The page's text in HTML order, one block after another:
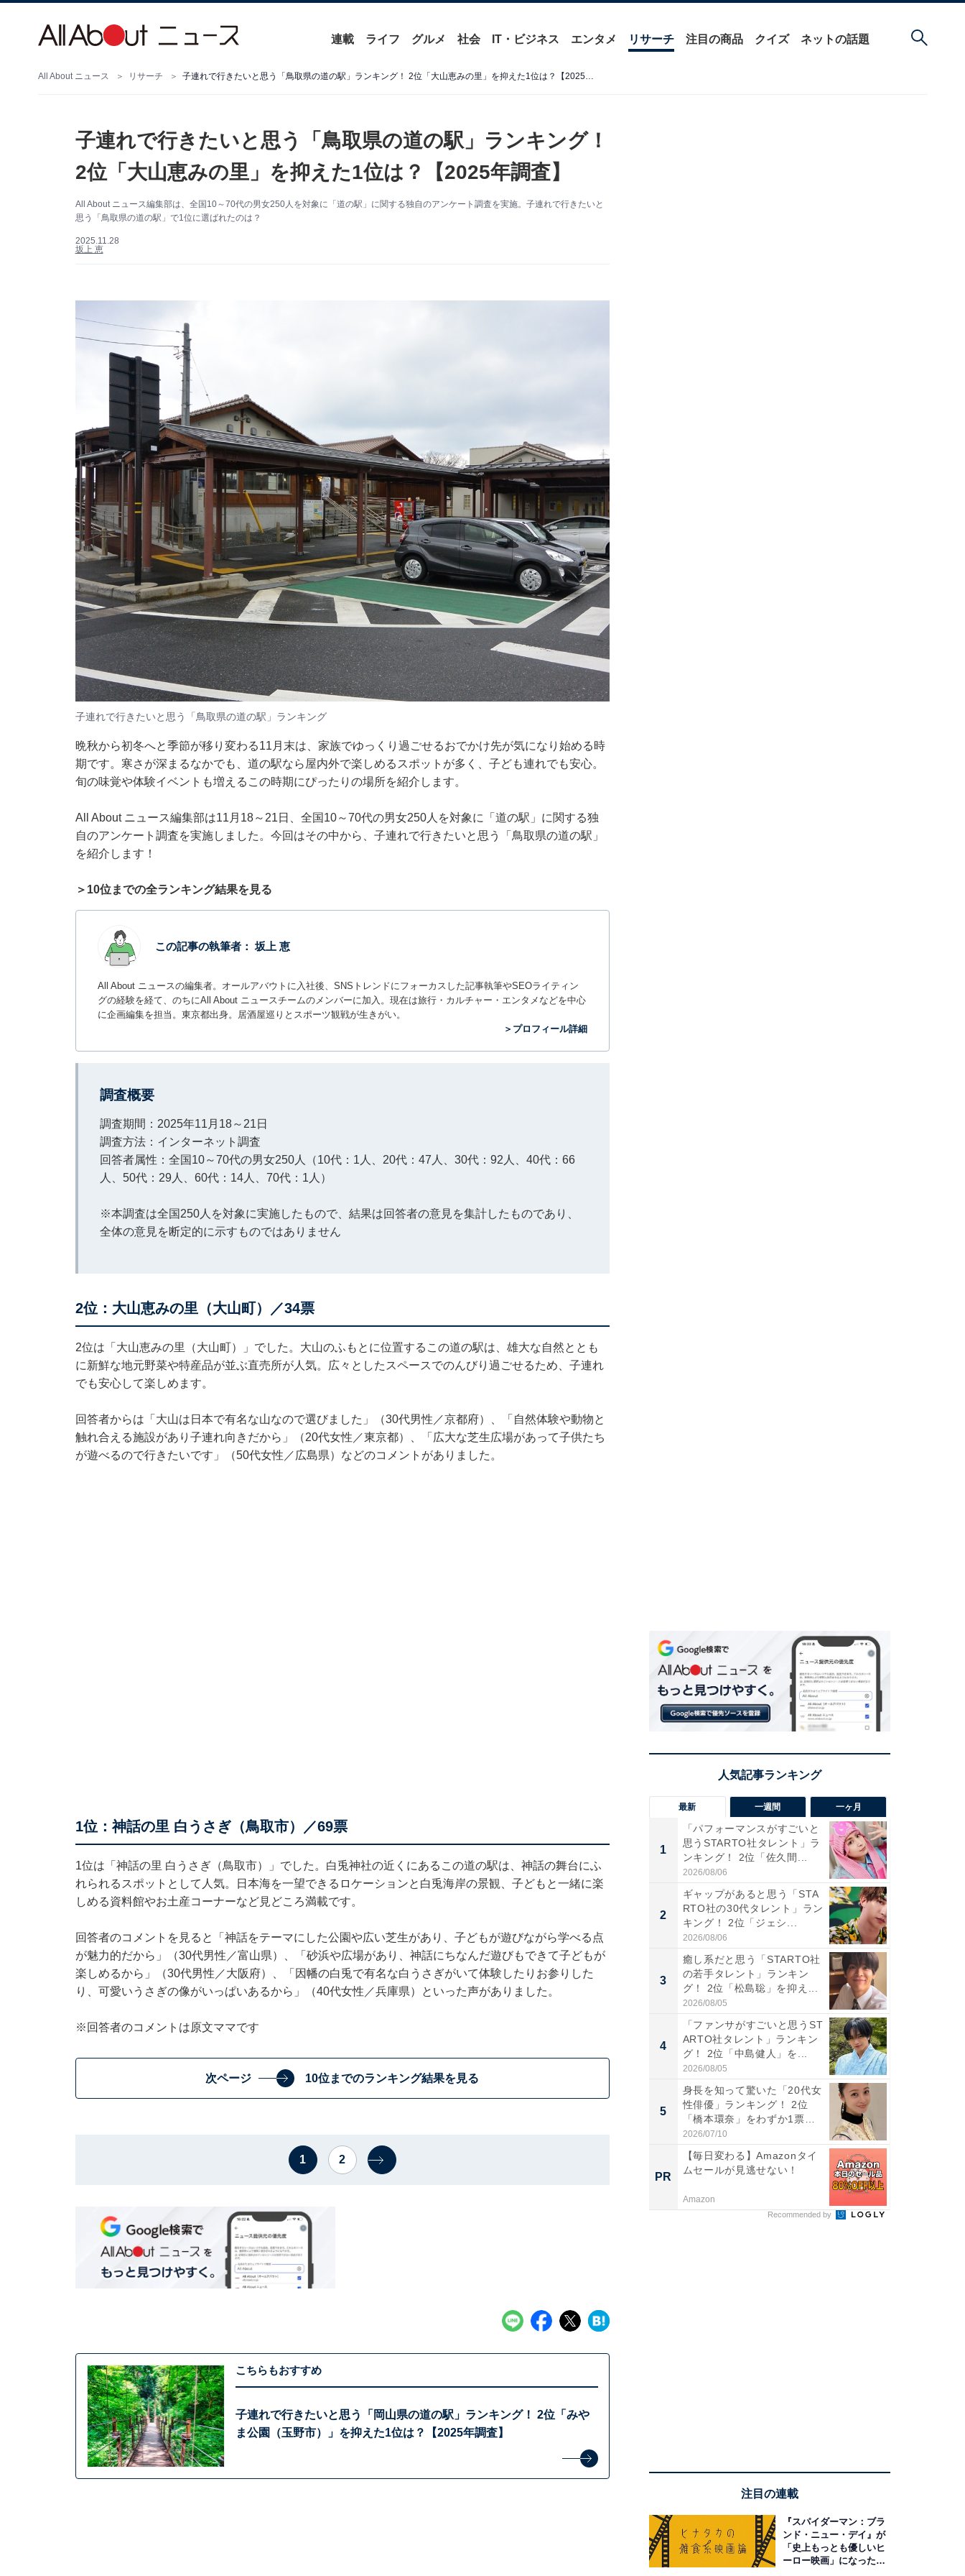
連載 ライフ グルメ 社会 IT・ビジネス エンタメ リサーチ 注目の商品 クイズ ネットの話題
All About ニュース リサーチ 子連れで行きたいと思う「鳥取県の道の駅」ランキング！ 2位「大山恵みの里」を抑えた1位は？【2025年調査】
子連れで行きたいと思う「鳥取県の道の駅」ランキング！
2位「大山恵みの里」を抑えた1位は？【2025年調査】
All About ニュース編集部は、全国10～70代の男女250人を対象に「道の駅」に関する独自のアンケート調査を実施。子連れで行きたいと
思う「鳥取県の道の駅」で1位に選ばれたのは？
2025.11.28
坂上 恵
子連れで行きたいと思う「鳥取県の道の駅」ランキング
晩秋から初冬へと季節が移り変わる11月末は、家族でゆっくり過ごせるおでかけ先が気になり始める時
期です。寒さが深まるなかでも、道の駅なら屋内外で楽しめるスポットが多く、子ども連れでも安心。
旬の味覚や体験イベントも増えるこの時期にぴったりの場所を紹介します。
All About ニュース編集部は11月18～21日、全国10～70代の男女250人を対象に「道の駅」に関する独
自のアンケート調査を実施しました。今回はその中から、子連れで行きたいと思う「鳥取県の道の駅」
を紹介します！
＞10位までの全ランキング結果を見る
この記事の執筆者： 坂上 恵
All About ニュースの編集者。オールアバウトに入社後、SNSトレンドにフォーカスした記事執筆やSEOライティン
グの経験を経て、のちにAll About ニュースチームのメンバーに加入。現在は旅行・カルチャー・エンタメなどを中心
に企画編集を担当。東京都出身。居酒屋巡りとスポーツ観戦が生きがい。
＞プロフィール詳細
調査概要
調査期間：2025年11月18～21日
調査方法：インターネット調査
回答者属性：全国10～70代の男女250人（10代：1人、20代：47人、30代：92人、40代：66
人、50代：29人、60代：14人、70代：1人）
※本調査は全国250人を対象に実施したもので、結果は回答者の意見を集計したものであり、
全体の意見を断定的に示すものではありません
2位：大山恵みの里（大山町）／34票
2位は「大山恵みの里（大山町）」でした。大山のふもとに位置するこの道の駅は、雄大な自然ととも
に新鮮な地元野菜や特産品が並ぶ直売所が人気。広々としたスペースでのんびり過ごせるため、子連れ
でも安心して楽しめます。
回答者からは「大山は日本で有名な山なので選びました」（30代男性／京都府）、「自然体験や動物と
触れ合える施設があり子連れ向きだから」（20代女性／東京都）、「広大な芝生広場があって子供たち
が遊べるので行きたいです」（50代女性／広島県）などのコメントがありました。
1位：神話の里 白うさぎ（鳥取市）／69票
1位は「神話の里 白うさぎ（鳥取市）」でした。白兎神社の近くにあるこの道の駅は、神話の舞台にふ
れられるスポットとして人気。日本海を一望できるロケーションと白兎海岸の景観、子どもと一緒に楽
しめる資料館やお土産コーナーなど見どころ満載です。
回答者のコメントを見ると「神話をテーマにした公園や広い芝生があり、子どもが遊びながら学べる点
が魅力的だから」（30代男性／富山県）、「砂浜や広場があり、神話にちなんだ遊びもできて子どもが
楽しめるから」（30代男性／大阪府）、「因幡の白兎で有名な白うさぎがいて体験したりお参りした
り、可愛いうさぎの像がいっぱいあるから」（40代女性／兵庫県）といった声がありました。
※回答者のコメントは原文ママです
次ページ 10位までのランキング結果を見る
1 2
こちらもおすすめ
子連れで行きたいと思う「岡山県の道の駅」ランキング！ 2位「みや
ま公園（玉野市）」を抑えた1位は？【2025年調査】
最新 一週間 一ヶ月
1
「パフォーマンスがすごいと
思うSTARTO社タレント」ラ
ンキング！ 2位「佐久間...
2026/08/06
2
ギャップがあると思う「STA
RTO社の30代タレント」ラン
キング！ 2位「ジェシ...
2026/08/06
3
癒し系だと思う「STARTO社
の若手タレント」ランキン
グ！ 2位「松島聡」を抑え...
2026/08/05
4
「ファンサがすごいと思うST
ARTO社タレント」ランキン
グ！ 2位「中島健人」を...
2026/08/05
5
身長を知って驚いた「20代女
性俳優」ランキング！ 2位
「橋本環奈」をわずか1票
差...
2026/07/10
PR
【毎日変わる】Amazonタイ
ムセールが見逃せない！
Amazon
Recommended by
注目の連載
『スパイダーマン：ブラ
ンド・ニュー・デイ』が
「史上もっとも優しいヒ
ーロー映画」になった理